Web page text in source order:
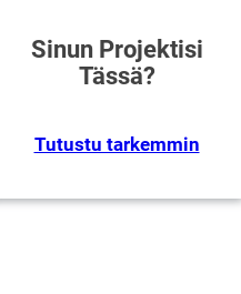
Sinun Projektisi
Tässä?
Tutustu tarkemmin